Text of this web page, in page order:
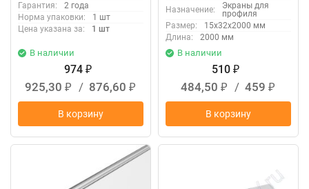
Гарантия:
2 года
Норма упаковки:
1 шт
Цена указана за:
1 шт
В наличии
974 ₽
925,30 ₽ / 876,60 ₽
В корзину
Назначение:
Экраны для
профиля
Размер:
15x32x2000 мм
Длина:
2000 мм
В наличии
510 ₽
484,50 ₽ / 459 ₽
В корзину